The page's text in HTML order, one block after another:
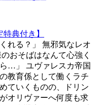
典付き】
れる？」 無邪気なレオ
おそばはなんて心強く
…」 ユヴァレスカ帝国
教育係として働くラチ
ていくものの、ドリン
オリヴァーへ何度も求